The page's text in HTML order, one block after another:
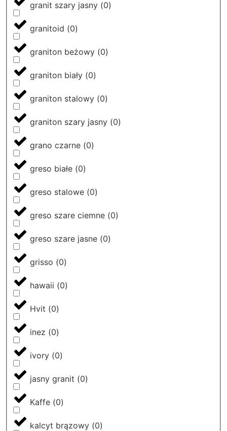
granit szary jasny (0)
granitoid (0)
graniton beżowy (0)
graniton biały (0)
graniton stalowy (0)
graniton szary jasny (0)
grano czarne (0)
greso białe (0)
greso stalowe (0)
greso szare ciemne (0)
greso szare jasne (0)
grisso (0)
hawaii (0)
Hvit (0)
inez (0)
ivory (0)
jasny granit (0)
Kaffe (0)
kalcyt brązowy (0)